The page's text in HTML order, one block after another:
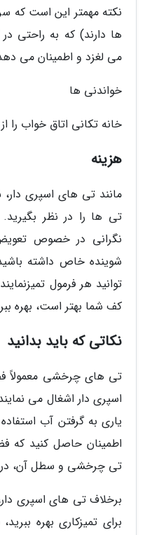
نکته مهمتر این است که
ها دارند) که به راحتی
می لغزد و اطمینان می
خواندنی ها
خانه تکانی اتاق خواب را
هزینه
مانند تی های اسپری
تی ها را در نظر
نگرانی در خصوص
شوینده خاص داشته
توانید هر فرمول
کف شما بهتر است، بهره
نکاتی که باید بدانید
تی های چرخشی معمولاً
اسپری دار اشغال می
یاری به گرفتن آب
اطمینان حاصل کنید که
تی چرخشی و سطل آن، در
برخلاف تی های اسپری
برای تمیزکاری بهره